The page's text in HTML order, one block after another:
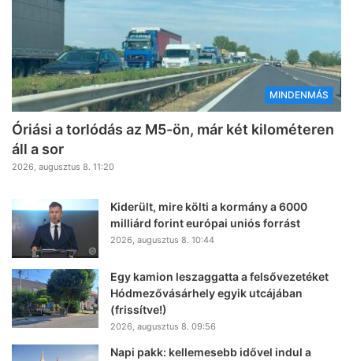
MINDENMÁS
Óriási a torlódás az M5-ön, már két kilométeren
áll a sor
2026, augusztus 8. 11:20
Kiderült, mire költi a kormány a 6000
milliárd forint európai uniós forrást
2026, augusztus 8. 10:44
Egy kamion leszaggatta a felsővezetéket
Hódmezővásárhely egyik utcájában
(frissítve!)
2026, augusztus 8. 09:56
Napi pakk: kellemesebb idővel indul a